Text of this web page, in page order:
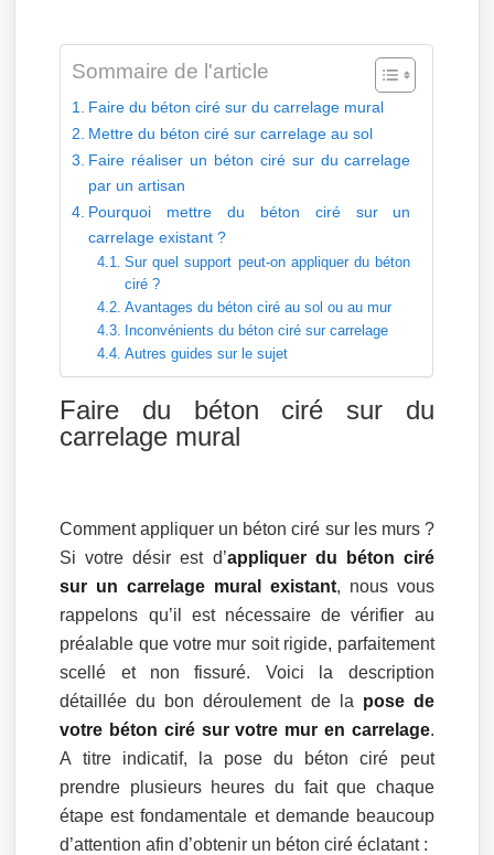
Sommaire de l'article
Faire du béton ciré sur du carrelage mural
Mettre du béton ciré sur carrelage au sol
Faire réaliser un béton ciré sur du carrelage
par un artisan
Pourquoi mettre du béton ciré sur un
carrelage existant ?
Sur quel support peut-on appliquer du béton
ciré ?
Avantages du béton ciré au sol ou au mur
Inconvénients du béton ciré sur carrelage
Autres guides sur le sujet
Faire du béton ciré sur du
carrelage mural
Comment appliquer un béton ciré sur les murs ?
Si votre désir est d’appliquer du béton ciré
sur un carrelage mural existant, nous vous
rappelons qu’il est nécessaire de vérifier au
préalable que votre mur soit rigide, parfaitement
scellé et non fissuré. Voici la description
détaillée du bon déroulement de la pose de
votre béton ciré sur votre mur en carrelage.
A titre indicatif, la pose du béton ciré peut
prendre plusieurs heures du fait que chaque
étape est fondamentale et demande beaucoup
d’attention afin d’obtenir un béton ciré éclatant :